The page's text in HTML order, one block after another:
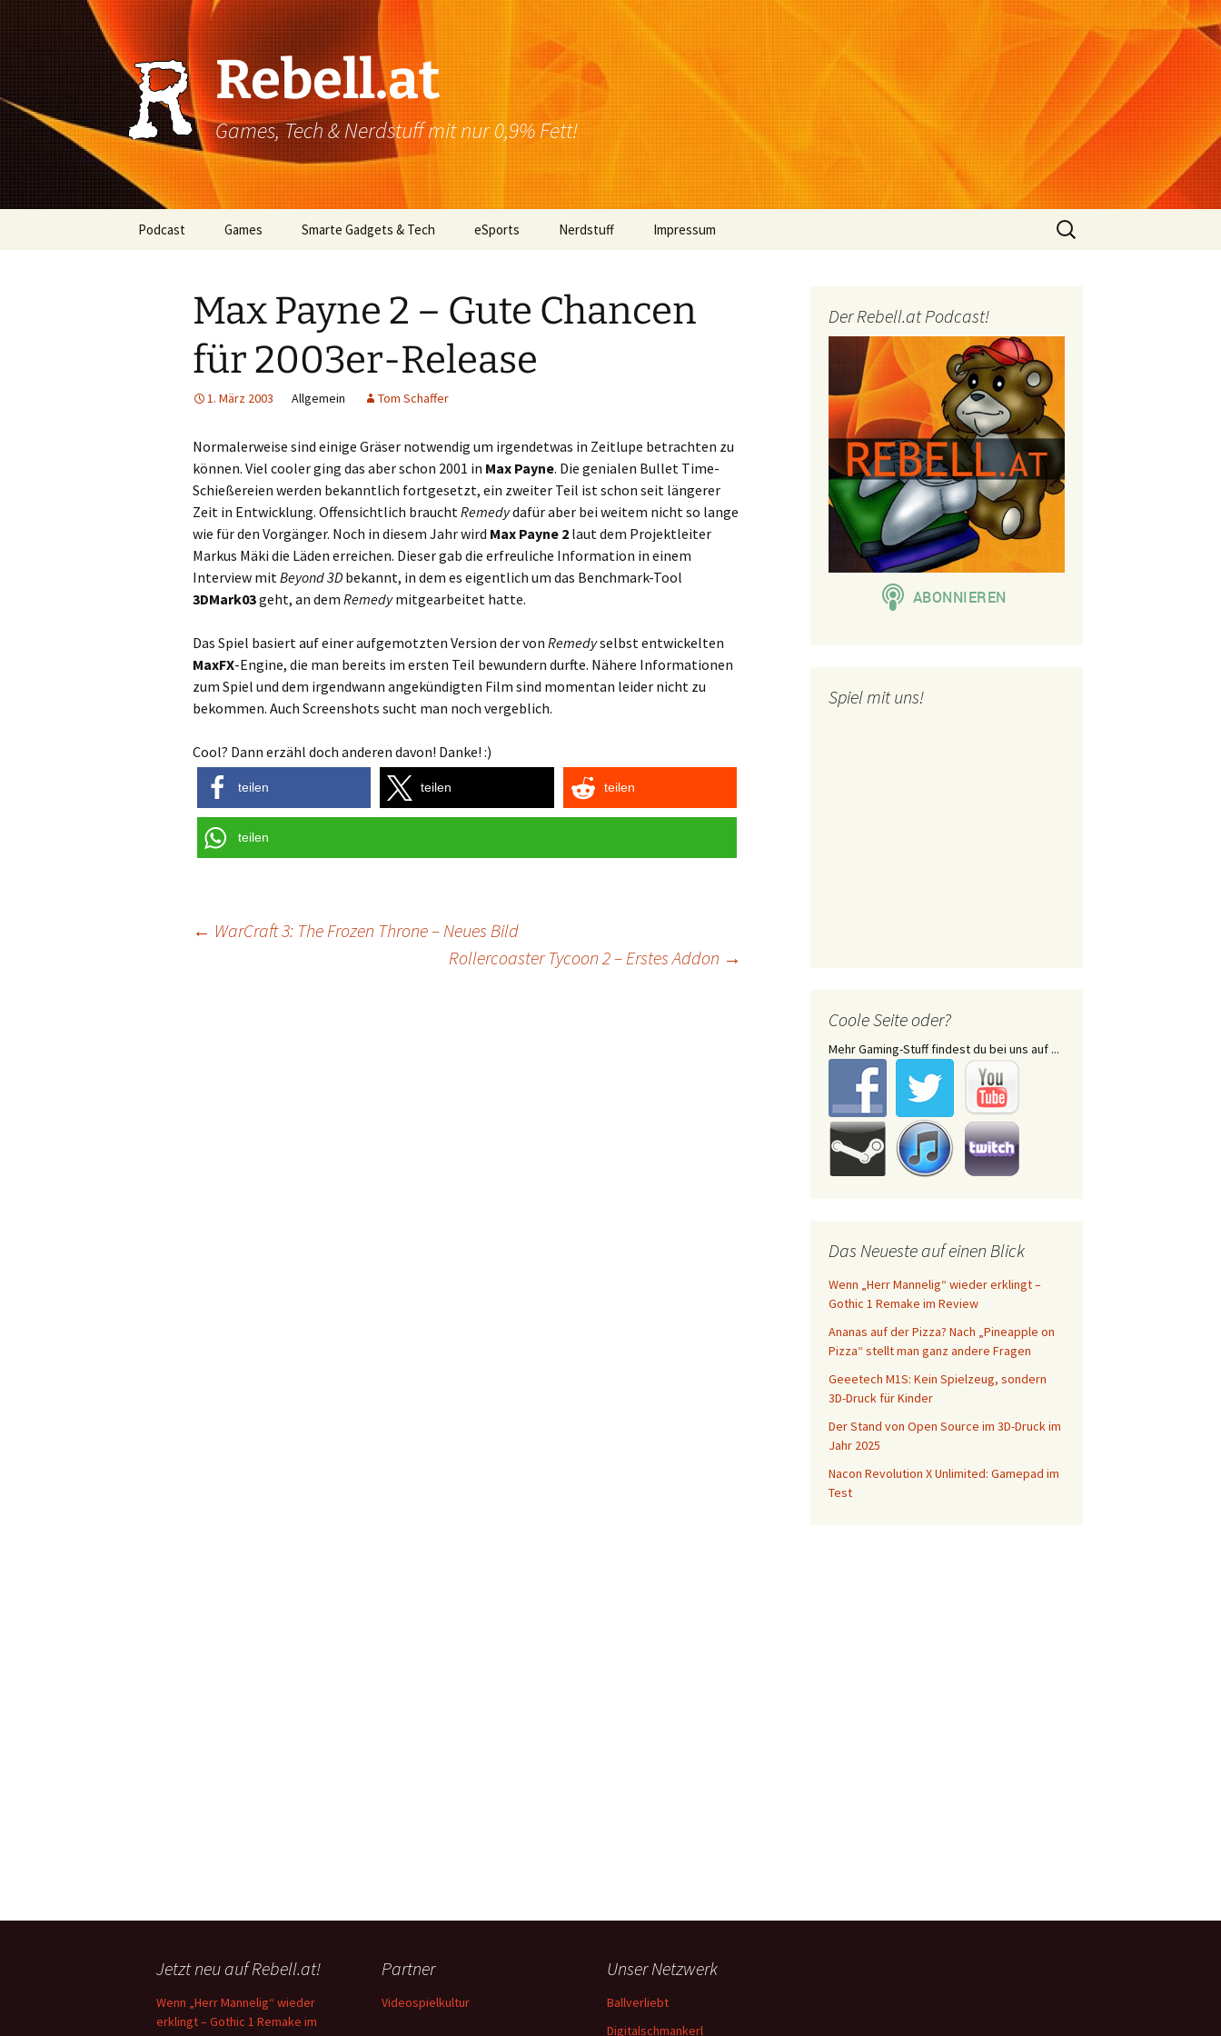
Rebell.at
Games, Tech & Nerdstuff mit nur 0,9% Fett!
Podcast Games
Mac OS
Linux
Browser
Xbox
PlayStation
Mobile
Smarte Gadgets & Tech eSports Nerdstuff Impressum
Suchen
nach:
Max Payne 2 – Gute Chancen
für 2003er-Release
1. März 2003 Allgemein Tom Schaffer
Normalerweise sind einige Gräser notwendig um irgendetwas in Zeitlupe betrachten zu
können. Viel cooler ging das aber schon 2001 in Max Payne. Die genialen Bullet Time-
Schießereien werden bekanntlich fortgesetzt, ein zweiter Teil ist schon seit längerer
Zeit in Entwicklung. Offensichtlich brauchtRemedydafür aber bei weitem nicht so lange
wie für den Vorgänger. Noch in diesem Jahr wird Max Payne 2 laut dem Projektleiter
Markus Mäki die Läden erreichen. Dieser gab die erfreuliche Information in einem
Interview mitBeyond 3D bekannt, in dem es eigentlich um das Benchmark-Tool
3DMark03geht, an dem Remedymitgearbeitet hatte.
Das Spiel basiert auf einer aufgemotzten Version der von Remedyselbst entwickelten
MaxFX-Engine, die man bereits im ersten Teil bewundern durfte. Nähere Informationen
zum Spiel und dem irgendwann angekündigten Film sind momentan leider nicht zu
bekommen. Auch Screenshots sucht man noch vergeblich.
Cool? Dann erzähl doch anderen davon! Danke! :)
teilen teilen teilen
teilen
← WarCraft 3: The Frozen Throne – Neues Bild
Rollercoaster Tycoon 2 – Erstes Addon →
Der Rebell.at Podcast!
Spiel mit uns!
Coole Seite oder?
Mehr Gaming-Stuff findest du bei uns auf ...
Das Neueste auf einen Blick
Wenn „Herr Mannelig“ wieder erklingt –
Gothic 1 Remake im Review
Ananas auf der Pizza? Nach „Pineapple on
Pizza“ stellt man ganz andere Fragen
Geeetech M1S: Kein Spielzeug, sondern
3D-Druck für Kinder
Der Stand von Open Source im 3D-Druck im
Jahr 2025
Nacon Revolution X Unlimited: Gamepad im
Test
Jetzt neu auf Rebell.at!
Wenn „Herr Mannelig“ wieder
erklingt – Gothic 1 Remake im
Partner
Videospielkultur
Unser Netzwerk
Ballverliebt
Digitalschmankerl